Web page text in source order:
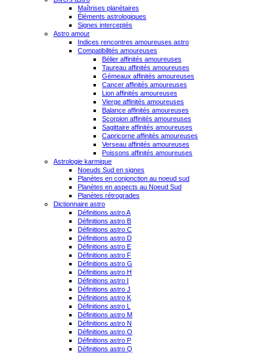
Maîtrises planétaires
Éléments astrologiques
Signes interceptés
Astro amour
Indices rencontres amoureuses astro
Compatibilités amoureuses
Bélier affinités amoureuses
Taureau affinités amoureuses
Gémeaux affinités amoureuses
Cancer affinités amoureuses
Lion affinités amoureuses
Vierge affinités amoureuses
Balance affinités amoureuses
Scorpion affinités amoureuses
Sagittaire affinités amoureuses
Capricorne affinités amoureuses
Verseau affinités amoureuses
Poissons affinités amoureuses
Astrologie karmique
Noeuds Sud en signes
Planètes en conjonction au noeud sud
Planètes en aspects au Noeud Sud
Planètes rétrogrades
Dictionnaire astro
Définitions astro A
Définitions astro B
Définitions astro C
Définitions astro D
Définitions astro E
Définitions astro F
Définitions astro G
Définitions astro H
Définitions astro I
Définitions astro J
Définitions astro K
Définitions astro L
Définitions astro M
Définitions astro N
Définitions astro O
Définitions astro P
Définitions astro Q